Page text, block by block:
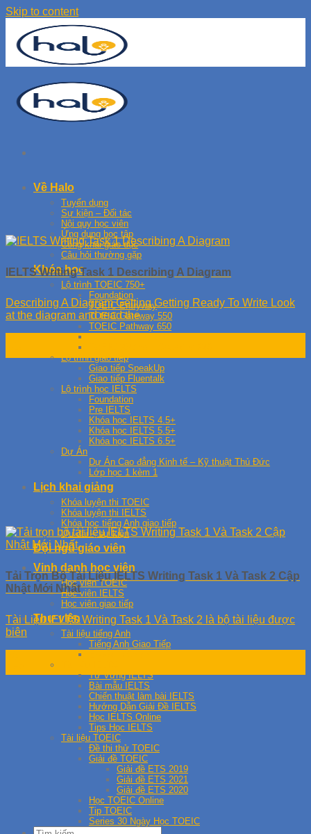
Skip to content
Về Halo
Tuyển dụng
Sự kiện – Đối tác
Nội quy học viên
Ứng dụng học tập
Công khai giáo dục
Câu hỏi thường gặp
Khóa học
Lộ trình TOEIC 750+
Foundation
TOEIC Entryway
TOEIC Gateway 550
TOEIC Pathway 650
Lộ trình giao tiếp
Giao tiếp SpeakUp
Giao tiếp Fluentalk
Lộ trình học IELTS
Foundation
Pre IELTS
Khóa học IELTS 4.5+
Khóa học IELTS 5.5+
Khóa học IELTS 6.5+
Dự Án
Dự Án Cao đẳng Kinh tế – Kỹ thuật Thủ Đức
Lớp học 1 kèm 1
Lịch khai giảng
Khóa luyện thi TOEIC
Khóa luyện thi IELTS
Khóa học tiếng Anh giao tiếp
Ưu đãi – sự kiện
Đội ngũ giáo viên
Vinh danh học viên
Học viên TOEIC
Học viên IELTS
Học viên giao tiếp
Thư viện
Tài liệu tiếng Anh
Tiếng Anh Giao Tiếp
Từ Vựng IELTS
Bài mẫu IELTS
Chiến thuật làm bài IELTS
Hướng Dẫn Giải Đề IELTS
Học IELTS Online
Tips Học IELTS
Tài liệu TOEIC
Đề thi thử TOEIC
Giải đề TOEIC
Giải đề ETS 2019
Giải đề ETS 2021
Giải đề ETS 2020
Học TOEIC Online
Tip TOEIC
Series 30 Ngày Học TOEIC
IELTS Writing Task 1 Describing A Diagram
Describing A Diagram Getting Getting Ready To Write Look
at the diagram and read the
Tải Trọn Bộ Tài Liệu IELTS Writing Task 1 Và Task 2 Cập
Nhật Mới Nhất
Tài Liệu IELTS Writing Task 1 Và Task 2 là bộ tài liệu được
biên